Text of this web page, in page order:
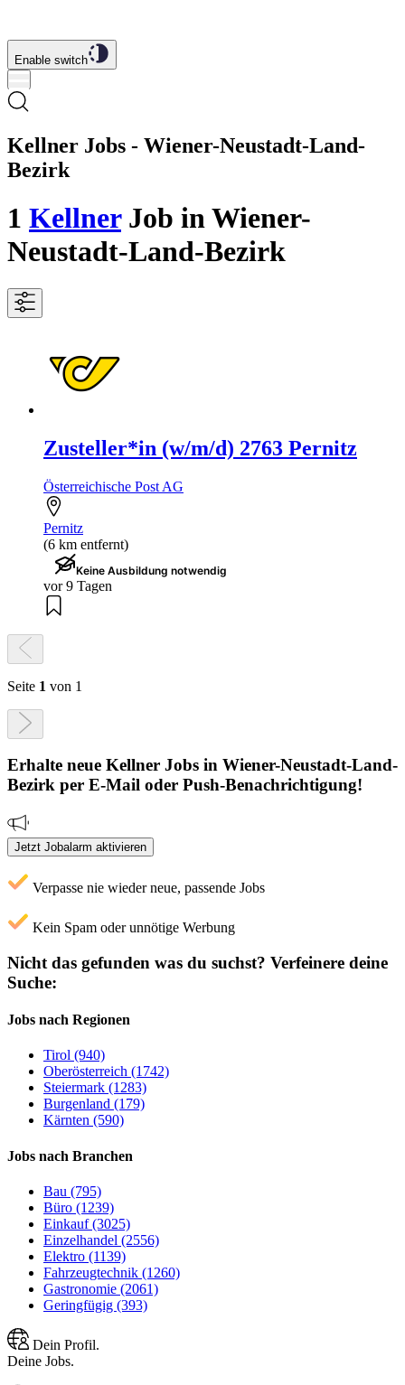
Enable switch
Kellner Jobs - Wiener-Neustadt-Land-
Bezirk
1 KellnerJob in Wiener-
Neustadt-Land-Bezirk
Zusteller*in (w/m/d) 2763 Pernitz
Österreichische Post AG
Pernitz
(6 km entfernt)
Keine Ausbildung notwendig
vor 9 Tagen
Seite 1 von 1
Erhalte neue Kellner Jobs in Wiener-Neustadt-Land-
Bezirk per E-Mail oder Push-Benachrichtigung!
Jetzt Jobalarm aktivieren
Verpasse nie wieder neue, passende Jobs
Kein Spam oder unnötige Werbung
Nicht das gefunden was du suchst? Verfeinere deine
Suche:
Jobs nach Regionen
Tirol (940)
Oberösterreich (1742)
Steiermark (1283)
Burgenland (179)
Kärnten (590)
Jobs nach Branchen
Bau (795)
Büro (1239)
Einkauf (3025)
Einzelhandel (2556)
Elektro (1139)
Fahrzeugtechnik (1260)
Gastronomie (2061)
Geringfügig (393)
Dein Profil.
Deine Jobs.